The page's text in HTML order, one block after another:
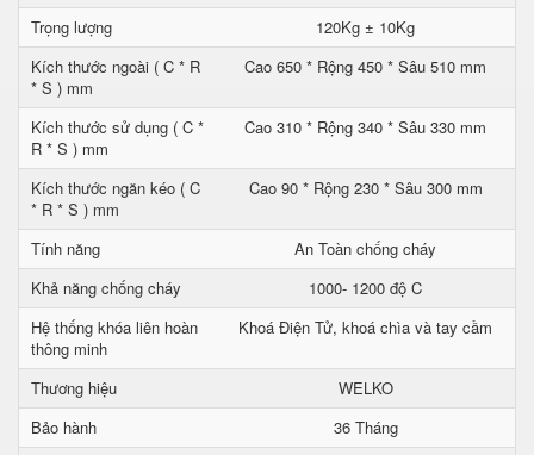
Trọng lượng
120Kg ± 10Kg
Kích thước ngoài ( C * R
* S ) mm
Cao 650 * Rộng 450 * Sâu 510 mm
Kích thước sử dụng ( C *
R * S ) mm
Cao 310 * Rộng 340 * Sâu 330 mm
Kích thước ngăn kéo ( C
* R * S ) mm
Cao 90 * Rộng 230 * Sâu 300 mm
Tính năng
An Toàn chống cháy
Khả năng chống cháy
1000- 1200 độ C
Hệ thống khóa liên hoàn
thông minh
Khoá Điện Tử, khoá chìa và tay cầm
Thương hiệu
WELKO
Bảo hành
36 Tháng